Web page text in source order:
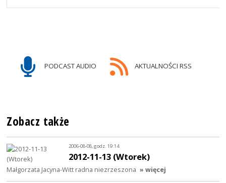
PODCAST AUDIO AKTUALNOŚCI RSS
Zobacz także
2006-08-08, godz. 19:14
2012-11-13 (Wtorek)
Małgorzata Jacyna-Witt radna niezrzeszona » więcej